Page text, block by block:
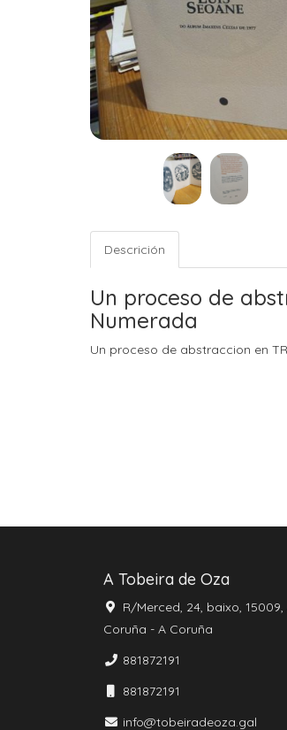
Descrición
Un proceso de
Numerada
Un proceso de abstraccion en
A Tobeira de Oza
R/Merced, 24, baixo, 15009,
Coruña - A Coruña
881872191
881872191
info@tobeiradeoza.gal